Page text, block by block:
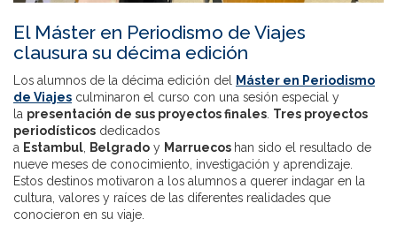
El Máster en Periodismo de Viajes
clausura su décima edición
Los alumnos de la décima edición del
Máster en Periodismo
de Viajes culminaron el curso con una sesión especial y
la presentación de sus proyectos finales Tres proyectos
periodísticos dedicados
a Estambul Belgrado y Marruecos han sido el resultado de
nueve meses de conocimiento, investigación y aprendizaje.
Estos destinos motivaron a los alumnos a querer indagar en la
cultura, valores y raíces de las diferentes realidades que
conocieron en su viaje.